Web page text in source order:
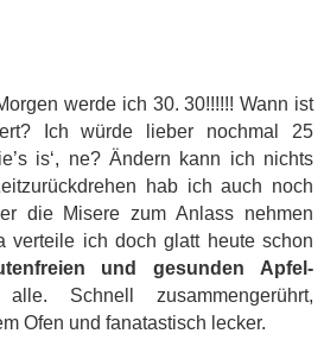
werde ich 30. 30!!!!!! Wann ist
Ich würde lieber nochmal 25
is‘, ne? Ändern kann ich nichts
hab ich auch noch
die Misere zum Anlass nehmen
verteile ich doch glatt heute schon
und gesunden Apfel-
Schnell zusammengerührt,
Ofen und fanatastisch lecker.